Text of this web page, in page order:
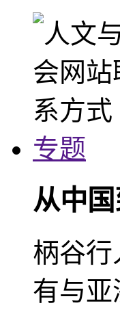
专题
从中国
柄谷
有与